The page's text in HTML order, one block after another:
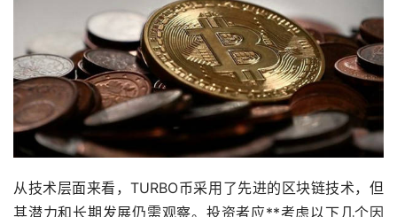
从技术层面来看，TURBO币采用了先进的区块链技术，但
其潜力和长期发展仍需观察。投资者应**考虑以下几个因